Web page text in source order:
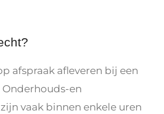
afspraak afleveren bij een
Onderhouds-en
vaak binnen enkele uren